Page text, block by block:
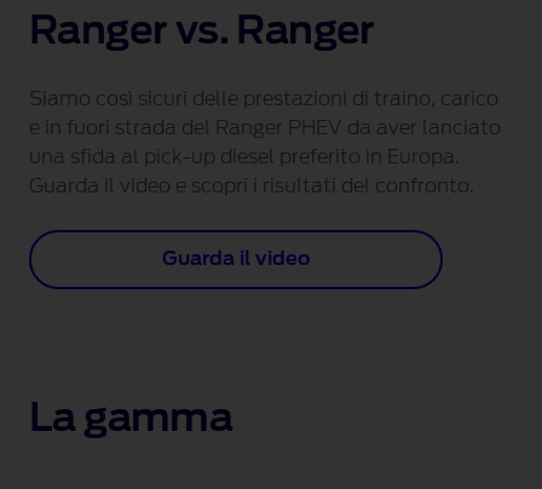
Ranger vs. Ranger
Siamo così sicuri delle prestazioni di traino, carico
e in fuori strada del Ranger PHEV da aver lanciato
una sfida al pick-up diesel preferito in Europa.
Guarda il video e scopri i risultati del confronto.
Guarda il video
La gamma